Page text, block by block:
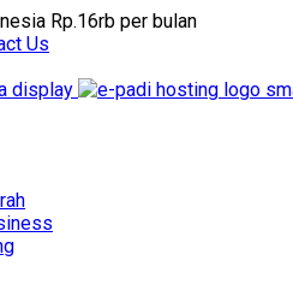
Rp.16rb per bulan
Us